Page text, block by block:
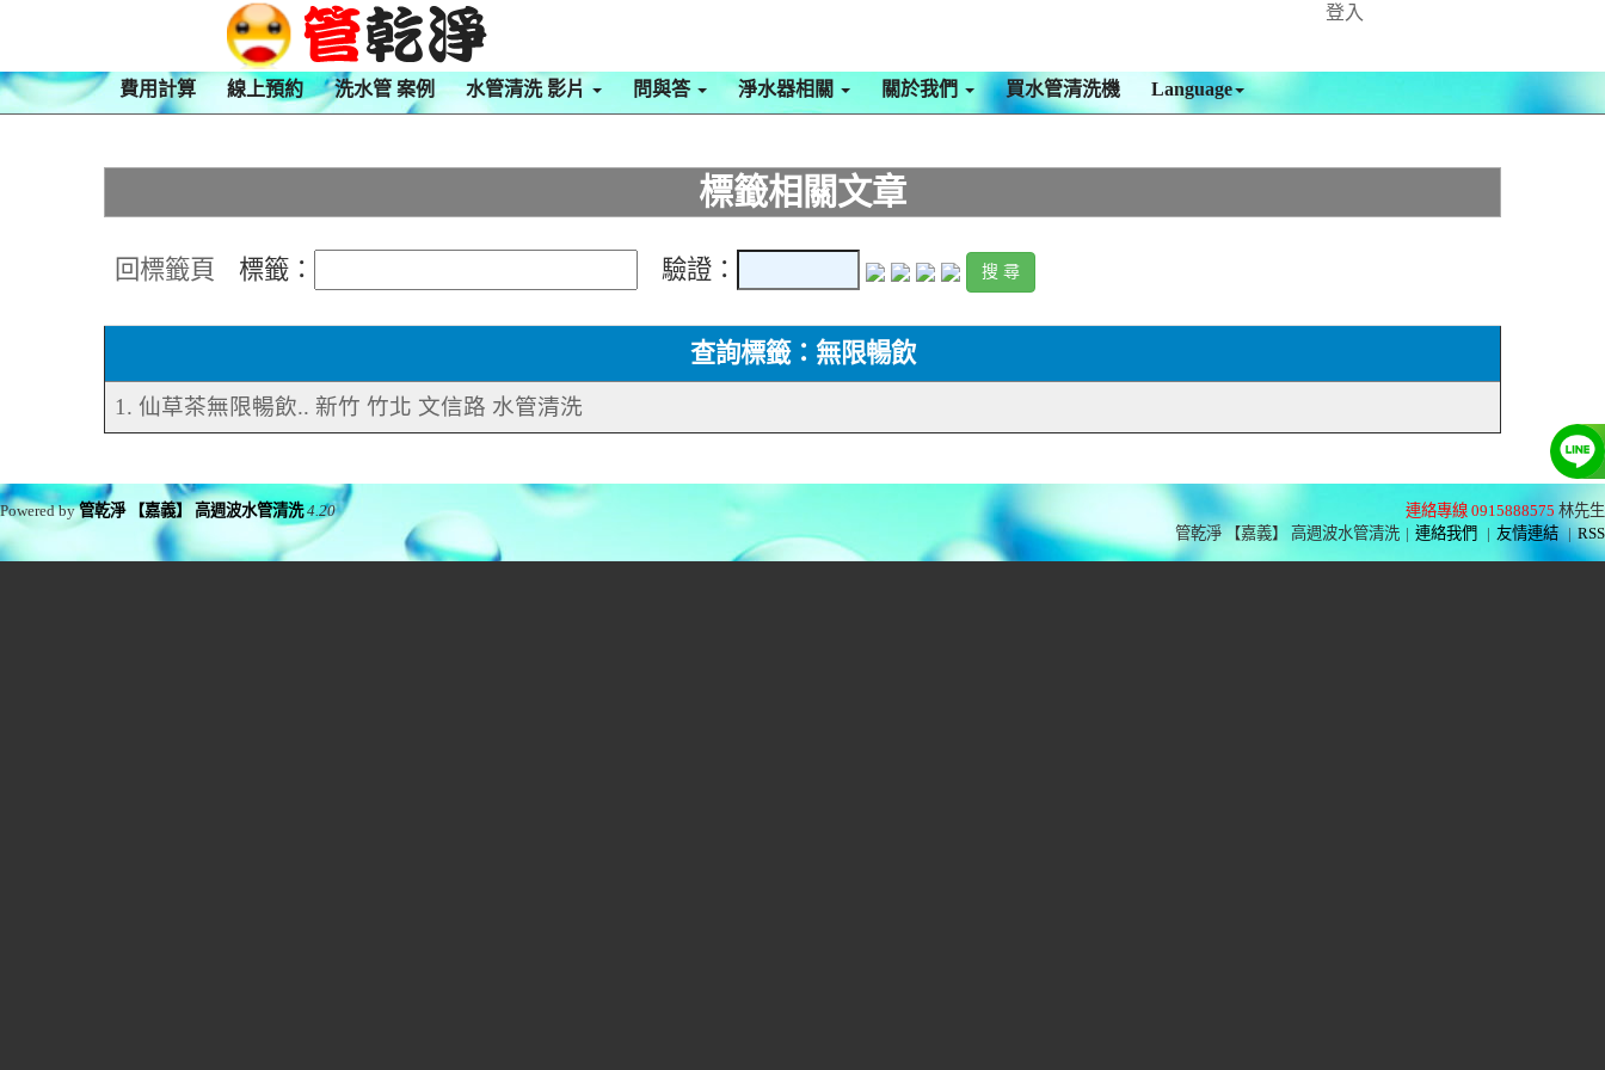
登入
費用計算 線上預約 洗水管 案例 水管清洗 影片 問與答 淨水器相關 關於我們 買水管清洗機 Language
標籤相關文章
回標籤頁 標籤： 驗證：
查詢標籤：無限暢飲
1. 仙草茶無限暢飲.. 新竹 竹北 文信路 水管清洗
連絡專線 0915888575 林先生
管乾淨 【嘉義】 高週波水管清洗 | 連絡我們 | 友情連結 | RSS
Powered by管乾淨 【嘉義】 高週波水管清洗 4.20